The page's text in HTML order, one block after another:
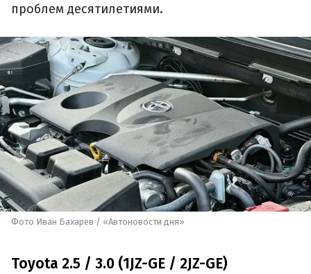
проблем десятилетиями.
Фото Иван Бахарев / «Автоновости дня»
Toyota 2.5 / 3.0 (1JZ-GE / 2JZ-GE)